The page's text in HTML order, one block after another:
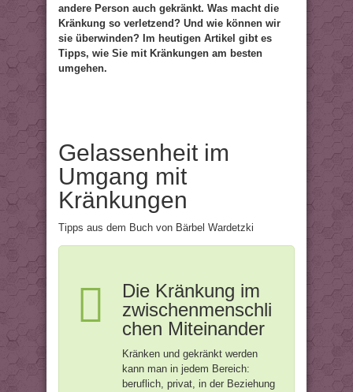
andere Person auch gekränkt. Was macht die
Kränkung so verletzend? Und wie können wir
sie überwinden? Im heutigen Artikel gibt es
Tipps, wie Sie mit Kränkungen am besten
umgehen.
Gelassenheit im
Umgang mit
Kränkungen
Tipps aus dem Buch von Bärbel Wardetzki
Die Kränkung im
zwischenmenschli
chen Miteinander
Kränken und gekränkt werden
kann man in jedem Bereich:
beruflich, privat, in der Beziehung